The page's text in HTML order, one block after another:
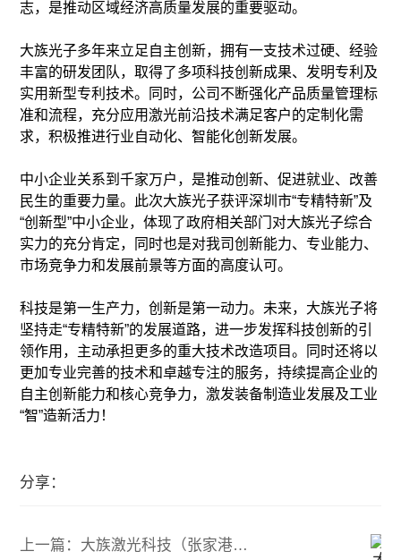
志，是推动区域经济高质量发展的重要驱动。
大族光子多年来立足自主创新，拥有一支技术过硬、经验
丰富的研发团队，取得了多项科技创新成果、发明专利及
实用新型专利技术。同时，公司不断强化产品质量管理标
准和流程，充分应用激光前沿技术满足客户的定制化需
求，积极推进行业自动化、智能化创新发展。
中小企业关系到千家万户，是推动创新、促进就业、改善
民生的重要力量。此次大族光子获评深圳市“专精特新”及
“创新型”中小企业，体现了政府相关部门对大族光子综合
实力的充分肯定，同时也是对我司创新能力、专业能力、
市场竞争力和发展前景等方面的高度认可。
科技是第一生产力，创新是第一动力。未来，大族光子将
坚持走“专精特新”的发展道路，进一步发挥科技创新的引
领作用，主动承担更多的重大技术改造项目。同时还将以
更加专业完善的技术和卓越专注的服务，持续提高企业的
自主创新能力和核心竞争力，激发装备制造业发展及工业
“智”造新活力！
分享：
上一篇：大族激光科技（张家港）有限公司年产3.8GW TOPCon电池片项目 项目环境影响报告书全本公示